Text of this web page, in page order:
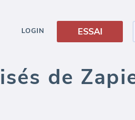
LOGIN ESSAI
de